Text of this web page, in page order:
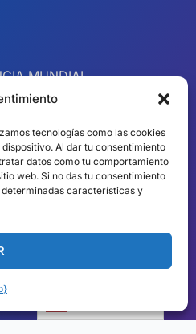
tecnologías como las cookies
Al dar tu consentimiento
datos como tu comportamiento
web. Si no das tu consentimiento
características y
MUNDIAL
locales en
Irlanda
Australia
Sudáfrica